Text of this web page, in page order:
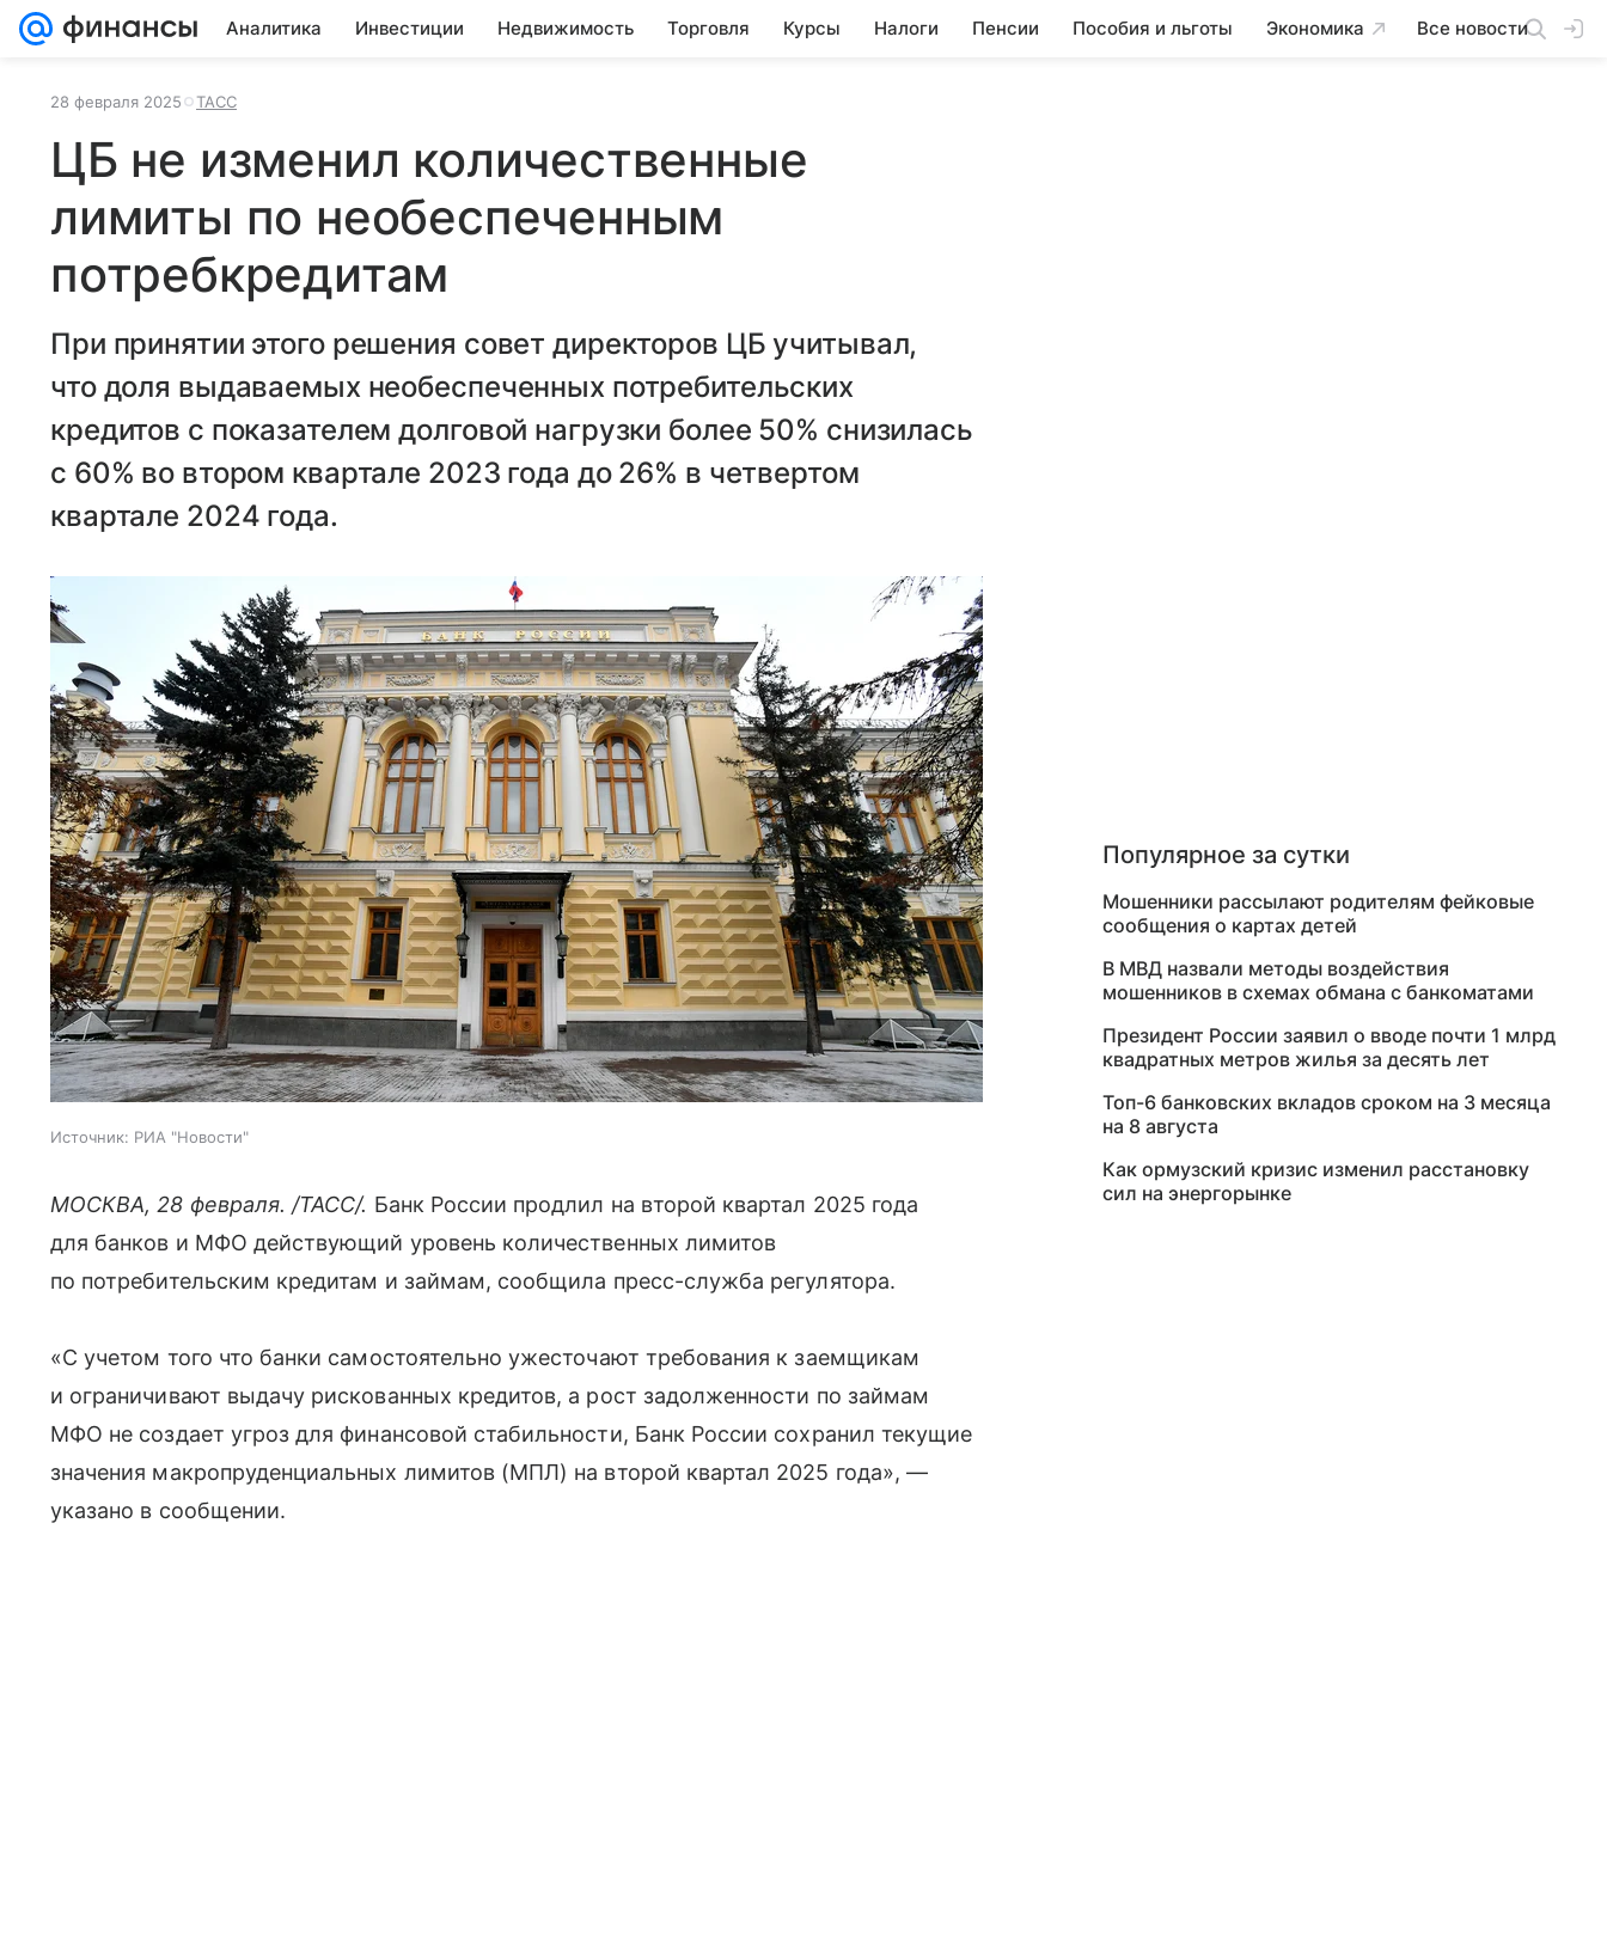
Аналитика Инвестиции Недвижимость Торговля Курсы Налоги Пенсии Пособия и льготы Экономика Все новости
28 февраля 2025 ТАСС
ЦБ не изменил количественные
лимиты по необеспеченным
потребкредитам
При принятии этого решения совет директоров ЦБ учитывал,
что доля выдаваемых необеспеченных потребительских
кредитов с показателем долговой нагрузки более 50% снизилась
с 60% во втором квартале 2023 года до 26% в четвертом
квартале 2024 года.
Источник: РИА "Новости"
МОСКВА, 28 февраля. /ТАСС/. Банк России продлил на второй квартал 2025 года
для банков и МФО действующий уровень количественных лимитов
по потребительским кредитам и займам, сообщила пресс-служба регулятора.
«С учетом того что банки самостоятельно ужесточают требования к заемщикам
и ограничивают выдачу рискованных кредитов, а рост задолженности по займам
МФО не создает угроз для финансовой стабильности, Банк России сохранил текущие
значения макропруденциальных лимитов (МПЛ) на второй квартал 2025 года», —
указано в сообщении.
Популярное за сутки
Мошенники рассылают родителям фейковые
сообщения о картах детей
В МВД назвали методы воздействия
мошенников в схемах обмана с банкоматами
Президент России заявил о вводе почти 1 млрд
квадратных метров жилья за десять лет
Топ-6 банковских вкладов сроком на 3 месяца
на 8 августа
Как ормузский кризис изменил расстановку
сил на энергорынке